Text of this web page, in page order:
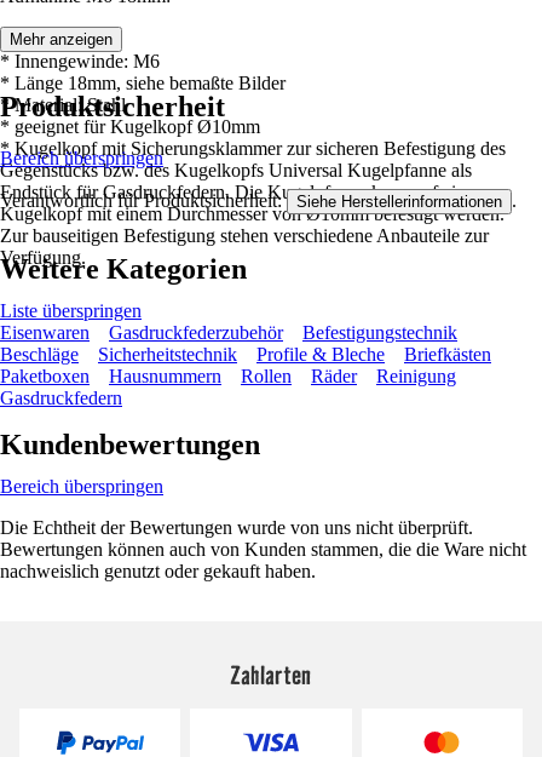
* Innengewinde: M6
* Länge 18mm, siehe bemaßte Bilder
* Material: Stahl
* geeignet für Kugelkopf Ø10mm
* Kugelkopf mit Sicherungsklammer zur sicheren Befestigung des
Gegenstücks bzw. des Kugelkopfs Universal Kugelpfanne als
Endstück für Gasdruckfedern. Die Kugelpfanne kann auf einem
Kugelkopf mit einem Durchmesser von Ø10mm befestigt werden.
Zur bauseitigen Befestigung stehen verschiedene Anbauteile zur
Verfügung.
Mehr anzeigen
Produktsicherheit
Bereich überspringen
Verantwortlich für Produktsicherheit: Siehe Herstellerinformationen .
Weitere Kategorien
Liste überspringen
Eisenwaren
Gasdruckfederzubehör
Befestigungstechnik
Beschläge
Sicherheitstechnik Profile & Bleche
Briefkästen
Paketboxen
Hausnummern Rollen Räder
Reinigung
Gasdruckfedern
Kundenbewertungen
Bereich überspringen
Die Echtheit der Bewertungen wurde von uns nicht überprüft.
Bewertungen können auch von Kunden stammen, die die Ware nicht
nachweislich genutzt oder gekauft haben.
Zahlarten